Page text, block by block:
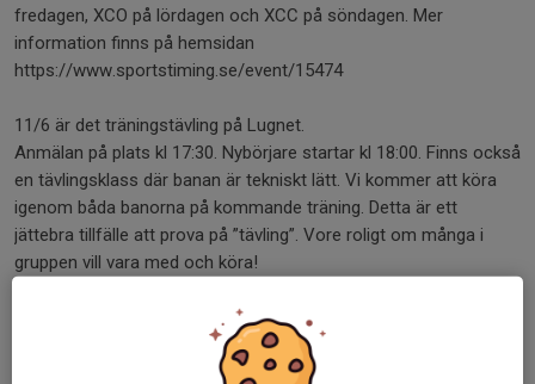
fredagen, XCO på lördagen och XCC på söndagen. Mer
information finns på hemsidan
https://www.sportstiming.se/event/15474
11/6 är det träningstävling på Lugnet.
Anmälan på plats kl 17:30. Nybörjare startar kl 18:00. Finns också
en tävlingsklass där banan är tekniskt lätt. Vi kommer att köra
igenom båda banorna på kommande träning. Detta är ett
jättebra tillfälle att prova på ”tävling”. Vore roligt om många i
gruppen vill vara med och köra!
Information om licenser, ersättning och anmälan till tävlingar
https://www.svenskalag.se/faluck/sida/92207/anmalan-till-